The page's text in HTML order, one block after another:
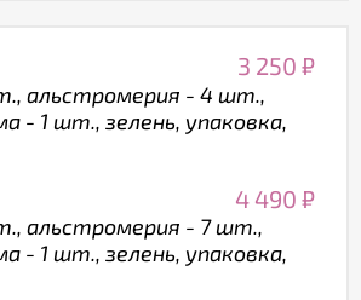
3 250 ₽
альстромерия - 4 шт.,
- 1 шт., зелень, упаковка,
4 490 ₽
альстромерия - 7 шт.,
- 1 шт., зелень, упаковка,